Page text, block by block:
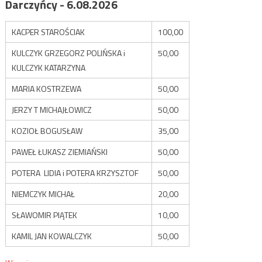
Darczyńcy - 6.08.2026
KACPER STAROŚCIAK
100,00
KULCZYK GRZEGORZ POLIŃSKA i
KULCZYK KATARZYNA
50,00
MARIA KOSTRZEWA
50,00
JERZY T MICHAJŁOWICZ
50,00
KOZIOŁ BOGUSŁAW
35,00
PAWEŁ ŁUKASZ ZIEMIAŃSKI
50,00
POTERA LIDIA i POTERA KRZYSZTOF
50,00
NIEMCZYK MICHAŁ
20,00
SŁAWOMIR PIĄTEK
10,00
KAMIL JAN KOWALCZYK
50,00